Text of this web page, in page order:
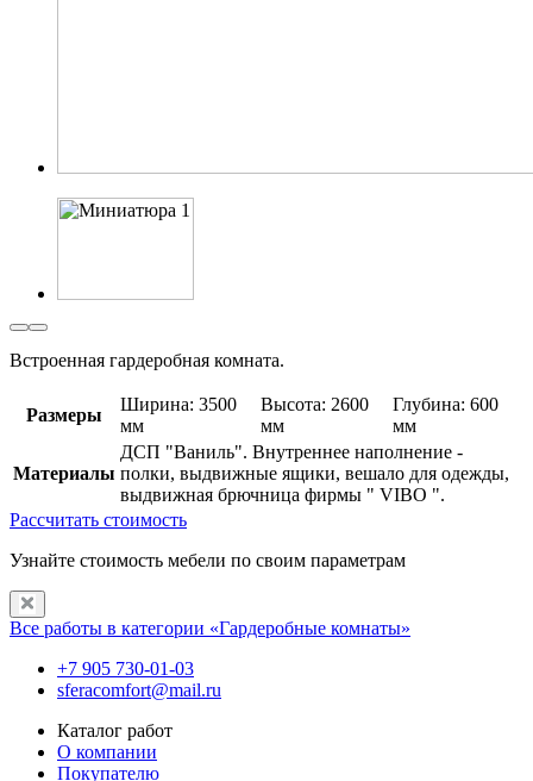
Встроенная гардеробная комната.
Размеры
Ширина: 3500
мм
Высота: 2600
мм
Глубина: 600
мм
Материалы
ДСП "Ваниль". Внутреннее наполнение -
полки, выдвижные ящики, вешало для одежды,
выдвижная брючница фирмы " VIBO ".
Рассчитать стоимость
Узнайте стоимость мебели по своим параметрам
Все работы в категории «Гардеробные комнаты»
+7 905 730-01-03
sferacomfort@mail.ru
Каталог работ
О компании
Покупателю